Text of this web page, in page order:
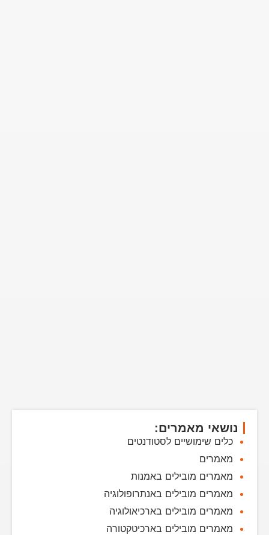
נושאי מאמרים:
כלים שימושיים לסטודנטים
מאמרים
מאמרים מובילים באמנות
מאמרים מובילים באנתרופולוגיה
מאמרים מובילים בארכיאולוגיה
מאמרים מובילים בארכיטקטורה